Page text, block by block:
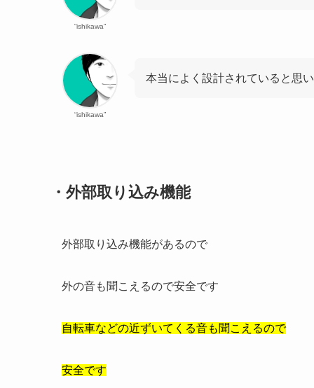
“ishikawa”
“ishikawa”
本当によく設計されていると思
・外部取り込み機能
外部取り込み機能があるので
外の音も聞こえるので安全です
自転車などの近ずいてくる音も聞こえるので
安全です